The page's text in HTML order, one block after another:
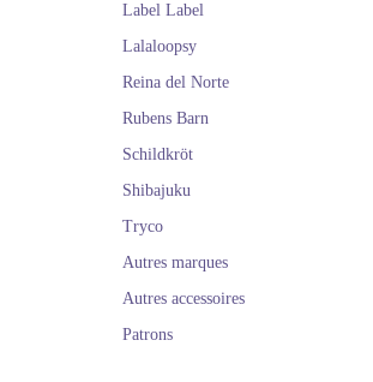
Label Label
Lalaloopsy
Reina del Norte
Rubens Barn
Schildkröt
Shibajuku
Tryco
Autres marques
Autres accessoires
Patrons